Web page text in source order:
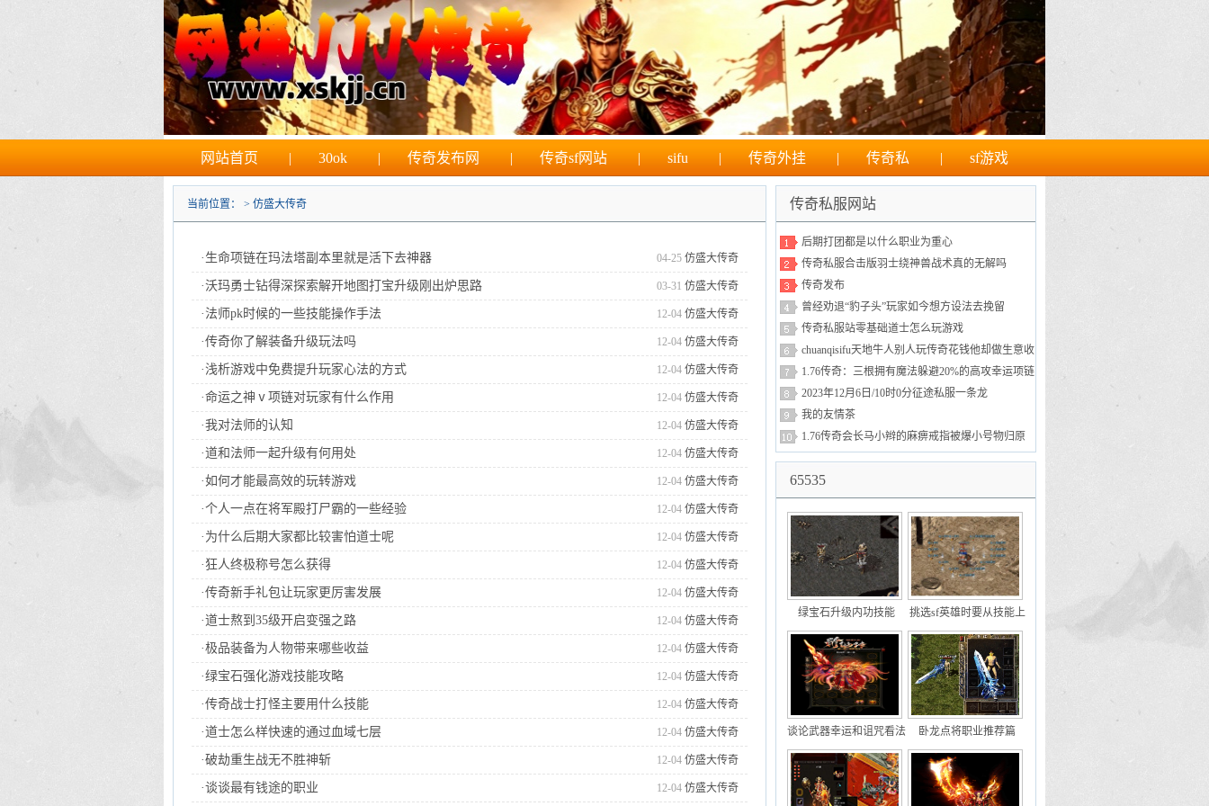
网站首页 | 30ok | 传奇发布网 | 传奇sf网站 | sifu | 传奇外挂 | 传奇私 | sf游戏
当前位置： > 仿盛大传奇
04-25 仿盛大传奇
· 生命项链在玛法塔副本里就是活下去神器
03-31 仿盛大传奇
·沃玛勇士钻得深探索解开地图打宝升级刚出炉思路
12-04 仿盛大传奇
· 法师pk时候的一些技能操作手法
12-04 仿盛大传奇
·传奇你了解装备升级玩法吗
12-04 仿盛大传奇
·浅析游戏中免费提升玩家心法的方式
12-04 仿盛大传奇
·命运之神ⅴ项链对玩家有什么作用
12-04 仿盛大传奇
·我对法师的认知
12-04 仿盛大传奇
·道和法师一起升级有何用处
12-04 仿盛大传奇
·如何才能最高效的玩转游戏
12-04 仿盛大传奇
·个人一点在将军殿打尸霸的一些经验
12-04 仿盛大传奇
· 为什么后期大家都比较害怕道士呢
12-04 仿盛大传奇
· 狂人终极称号怎么获得
12-04 仿盛大传奇
·传奇新手礼包让玩家更厉害发展
12-04 仿盛大传奇
·道士熬到35级开启变强之路
12-04 仿盛大传奇
·极品装备为人物带来哪些收益
12-04 仿盛大传奇
·绿宝石强化游戏技能攻略
12-04 仿盛大传奇
·传奇战士打怪主要用什么技能
12-04 仿盛大传奇
·道士怎么样快速的通过血域七层
12-04 仿盛大传奇
·破劫重生战无不胜神斩
12-04 仿盛大传奇
·谈谈最有钱途的职业
传奇私服网站
后期打团都是以什么职业为重心
传奇私服合击版羽士绕神兽战术真的无解吗
传奇发布
曾经劝退“豹子头”玩家如今想方设法去挽留
传奇私服站零基础道士怎么玩游戏
chuanqisifu天地牛人别人玩传奇花钱他却做生意收
获颇丰
1.76传奇：三根拥有魔法躲避20%的高攻幸运项链
第一是公认的
2023年12月6日/10时0分征途私服一条龙
我的友情茶
1.76传奇会长马小辫的麻痹戒指被爆小号物归原
65535
绿宝石升级内功技能
挑选sf英雄时要从技能上
去选择
谈论武器幸运和诅咒看法 卧龙点将职业推荐篇